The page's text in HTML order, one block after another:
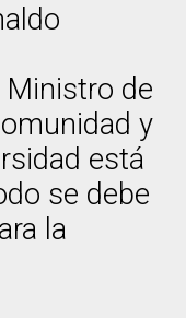
de
y
está
se debe
la